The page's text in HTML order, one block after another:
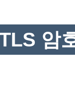
암